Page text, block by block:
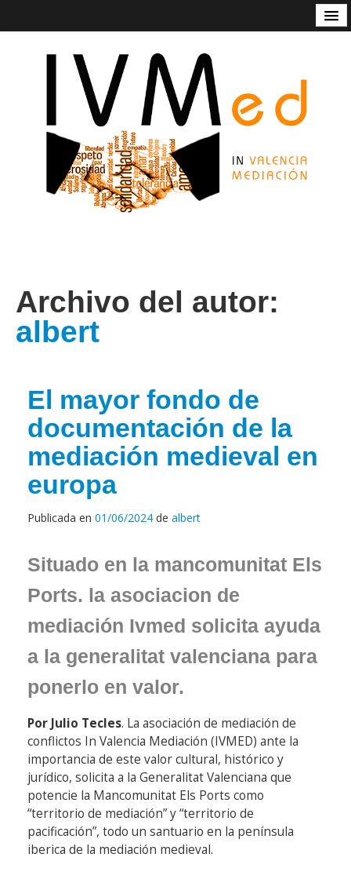
In Valencia Mediación
Listado de mediadoras/res
Nuestros servicios
Socios de honor de Ivmed
Archivo del autor:
albert
El mayor fondo de
documentación de la
mediación medieval en
europa
Publicada en 01/06/2024 de albert
Situado en la mancomunitat Els
Ports. la asociacion de
mediación Ivmed solicita ayuda
a la generalitat valenciana para
ponerlo en valor.
Por Julio Tecles. La asociación de mediación de
conflictos In Valencia Mediación (IVMED) ante la
importancia de este valor cultural, histórico y
jurídico, solicita a la Generalitat Valenciana que
potencie la Mancomunitat Els Ports como
“territorio de mediación” y “territorio de
pacificación”, todo un santuario en la península
iberica de la mediación medieval.